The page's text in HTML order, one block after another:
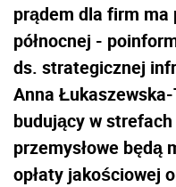
prądem dla firm ma
północnej -
ds. strategicznej
Anna
budujący w strefach
przemysłowe będą
opłaty jakościowej